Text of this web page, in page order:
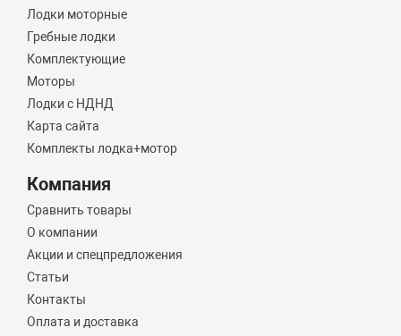
Лодки моторные
Гребные лодки
Комплектующие
Моторы
Лодки с НДНД
Карта сайта
Комплекты лодка+мотор
Компания
Сравнить товары
О компании
Акции и спецпредложения
Статьи
Контакты
Оплата и доставка